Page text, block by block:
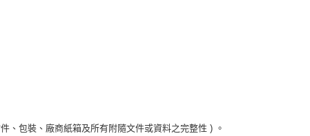
、包裝、廠商紙箱及所有附隨文件或資料之完整性 ) 。